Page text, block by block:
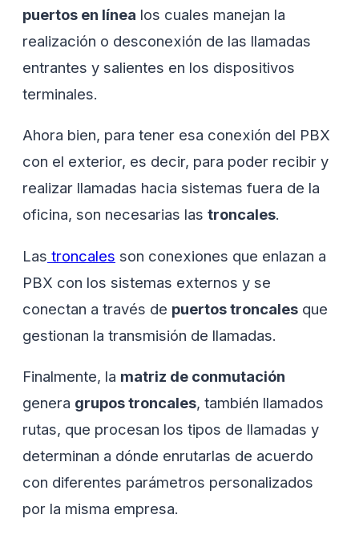
puertos en línea los cuales manejan la
realización o desconexión de las llamadas
entrantes y salientes en los dispositivos
terminales.
Ahora bien, para tener esa conexión del PBX
con el exterior, es decir, para poder recibir y
realizar llamadas hacia sistemas fuera de la
oficina, son necesarias las troncales.
Las troncales son conexiones que enlazan a
PBX con los sistemas externos y se
conectan a través de puertos troncales que
gestionan la transmisión de llamadas.
Finalmente, la matriz de conmutación
genera grupos troncales, también llamados
rutas, que procesan los tipos de llamadas y
determinan a dónde enrutarlas de acuerdo
con diferentes parámetros personalizados
por la misma empresa.